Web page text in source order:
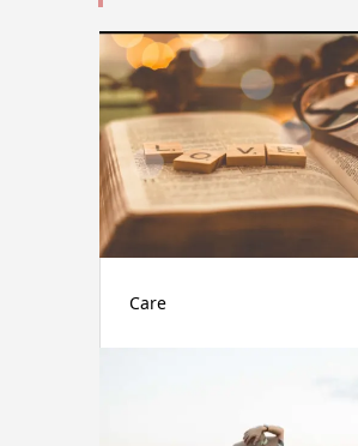
Care